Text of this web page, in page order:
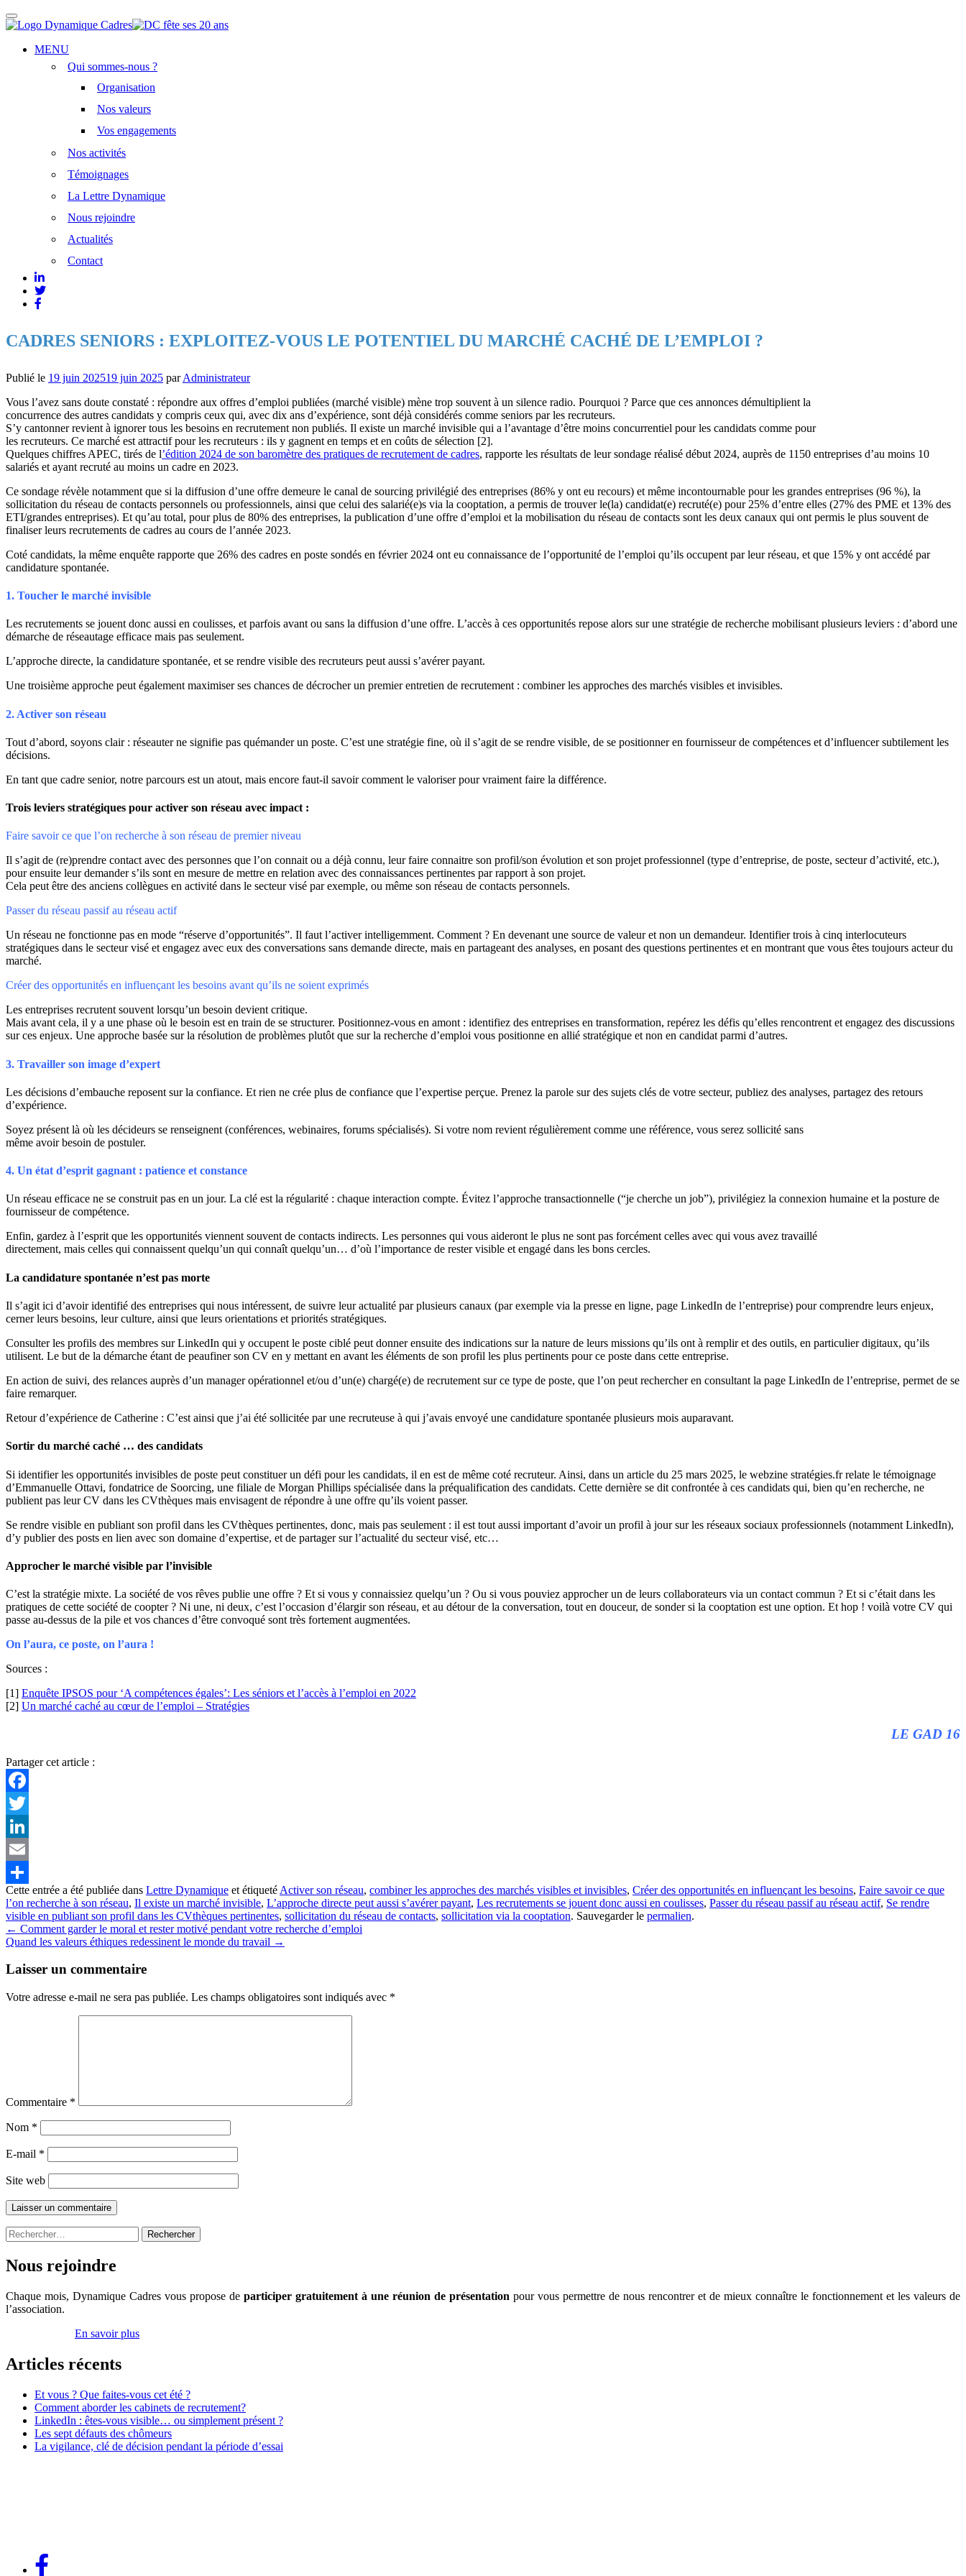
Afficher/masquer
la
Aller
MENU
Qui sommes-nous ?
Organisation
Nos valeurs
Vos engagements
Nos activités
Témoignages
La Lettre Dynamique
Nous rejoindre
Actualités
Contact
CADRES SENIORS : EXPLOITEZ-VOUS LE POTENTIEL DU MARCHÉ CACHÉ DE L’EMPLOI ?
Publié le 19 juin 202519 juin 2025 parAdministrateur
Vous l’avez sans doute constaté : répondre aux offres d’emploi publiées (marché visible) mène trop souvent à un silence radio. Pourquoi ? Parce que ces annonces démultiplient la
concurrence des autres candidats y compris ceux qui, avec dix ans d’expérience, sont déjà considérés comme seniors par les recruteurs.
S’y cantonner revient à ignorer tous les besoins en recrutement non publiés. Il existe un marché invisible qui a l’avantage d’être moins concurrentiel pour les candidats comme pour
les recruteurs. Ce marché est attractif pour les recruteurs : ils y gagnent en temps et en coûts de sélection [2].
Quelques chiffres APEC, tirés de l’édition 2024 de son baromètre des pratiques de recrutement de cadres, rapporte les résultats de leur sondage réalisé début 2024, auprès de 1150 entreprises d’au moins 10
salariés et ayant recruté au moins un cadre en 2023.
Ce sondage révèle notamment que si la diffusion d’une offre demeure le canal de sourcing privilégié des entreprises (86% y ont eu recours) et même incontournable pour les grandes entreprises (96 %), la
sollicitation du réseau de contacts personnels ou professionnels, ainsi que celui des salarié(e)s via la cooptation, a permis de trouver le(la) candidat(e) recruté(e) pour 25% d’entre elles (27% des PME et 13% des
ETI/grandes entreprises). Et qu’au total, pour plus de 80% des entreprises, la publication d’une offre d’emploi et la mobilisation du réseau de contacts sont les deux canaux qui ont permis le plus souvent de
finaliser leurs recrutements de cadres au cours de l’année 2023.
Coté candidats, la même enquête rapporte que 26% des cadres en poste sondés en février 2024 ont eu connaissance de l’opportunité de l’emploi qu’ils occupent par leur réseau, et que 15% y ont accédé par
candidature spontanée.
1. Toucher le marché invisible
Les recrutements se jouent donc aussi en coulisses, et parfois avant ou sans la diffusion d’une offre. L’accès à ces opportunités repose alors sur une stratégie de recherche mobilisant plusieurs leviers : d’abord une
démarche de réseautage efficace mais pas seulement.
L’approche directe, la candidature spontanée, et se rendre visible des recruteurs peut aussi s’avérer payant.
Une troisième approche peut également maximiser ses chances de décrocher un premier entretien de recrutement : combiner les approches des marchés visibles et invisibles.
2. Activer son réseau
Tout d’abord, soyons clair : réseauter ne signifie pas quémander un poste. C’est une stratégie fine, où il s’agit de se rendre visible, de se positionner en fournisseur de compétences et d’influencer subtilement les
décisions.
En tant que cadre senior, notre parcours est un atout, mais encore faut-il savoir comment le valoriser pour vraiment faire la différence.
Trois leviers stratégiques pour activer son réseau avec impact :
Faire savoir ce que l’on recherche à son réseau de premier niveau
Il s’agit de (re)prendre contact avec des personnes que l’on connait ou a déjà connu, leur faire connaitre son profil/son évolution et son projet professionnel (type d’entreprise, de poste, secteur d’activité, etc.),
pour ensuite leur demander s’ils sont en mesure de mettre en relation avec des connaissances pertinentes par rapport à son projet.
Cela peut être des anciens collègues en activité dans le secteur visé par exemple, ou même son réseau de contacts personnels.
Passer du réseau passif au réseau actif
Un réseau ne fonctionne pas en mode “réserve d’opportunités”. Il faut l’activer intelligemment. Comment ? En devenant une source de valeur et non un demandeur. Identifier trois à cinq interlocuteurs
stratégiques dans le secteur visé et engagez avec eux des conversations sans demande directe, mais en partageant des analyses, en posant des questions pertinentes et en montrant que vous êtes toujours acteur du
marché.
Créer des opportunités en influençant les besoins avant qu’ils ne soient exprimés
Les entreprises recrutent souvent lorsqu’un besoin devient critique.
Mais avant cela, il y a une phase où le besoin est en train de se structurer. Positionnez-vous en amont : identifiez des entreprises en transformation, repérez les défis qu’elles rencontrent et engagez des discussions
sur ces enjeux. Une approche basée sur la résolution de problèmes plutôt que sur la recherche d’emploi vous positionne en allié stratégique et non en candidat parmi d’autres.
3. Travailler son image d’expert
Les décisions d’embauche reposent sur la confiance. Et rien ne crée plus de confiance que l’expertise perçue. Prenez la parole sur des sujets clés de votre secteur, publiez des analyses, partagez des retours
d’expérience.
Soyez présent là où les décideurs se renseignent (conférences, webinaires, forums spécialisés). Si votre nom revient régulièrement comme une référence, vous serez sollicité sans
même avoir besoin de postuler.
4. Un état d’esprit gagnant : patience et constance
Un réseau efficace ne se construit pas en un jour. La clé est la régularité : chaque interaction compte. Évitez l’approche transactionnelle (“je cherche un job”), privilégiez la connexion humaine et la posture de
fournisseur de compétence.
Enfin, gardez à l’esprit que les opportunités viennent souvent de contacts indirects. Les personnes qui vous aideront le plus ne sont pas forcément celles avec qui vous avez travaillé
directement, mais celles qui connaissent quelqu’un qui connaît quelqu’un… d’où l’importance de rester visible et engagé dans les bons cercles.
La candidature spontanée n’est pas morte
Il s’agit ici d’avoir identifié des entreprises qui nous intéressent, de suivre leur actualité par plusieurs canaux (par exemple via la presse en ligne, page LinkedIn de l’entreprise) pour comprendre leurs enjeux,
cerner leurs besoins, leur culture, ainsi que leurs orientations et priorités stratégiques.
Consulter les profils des membres sur LinkedIn qui y occupent le poste ciblé peut donner ensuite des indications sur la nature de leurs missions qu’ils ont à remplir et des outils, en particulier digitaux, qu’ils
utilisent. Le but de la démarche étant de peaufiner son CV en y mettant en avant les éléments de son profil les plus pertinents pour ce poste dans cette entreprise.
En action de suivi, des relances auprès d’un manager opérationnel et/ou d’un(e) chargé(e) de recrutement sur ce type de poste, que l’on peut rechercher en consultant la page LinkedIn de l’entreprise, permet de se
faire remarquer.
Retour d’expérience de Catherine : C’est ainsi que j’ai été sollicitée par une recruteuse à qui j’avais envoyé une candidature spontanée plusieurs mois auparavant.
Sortir du marché caché … des candidats
Si identifier les opportunités invisibles de poste peut constituer un défi pour les candidats, il en est de même coté recruteur. Ainsi, dans un article du 25 mars 2025, le webzine stratégies.fr relate le témoignage
d’Emmanuelle Ottavi, fondatrice de Soorcing, une filiale de Morgan Phillips spécialisée dans la préqualification des candidats. Cette dernière se dit confrontée à ces candidats qui, bien qu’en recherche, ne
publient pas leur CV dans les CVthèques mais envisagent de répondre à une offre qu’ils voient passer.
Se rendre visible en publiant son profil dans les CVthèques pertinentes, donc, mais pas seulement : il est tout aussi important d’avoir un profil à jour sur les réseaux sociaux professionnels (notamment LinkedIn),
d’y publier des posts en lien avec son domaine d’expertise, et de partager sur l’actualité du secteur visé, etc…
Approcher le marché visible par l’invisible
C’est la stratégie mixte. La société de vos rêves publie une offre ? Et si vous y connaissiez quelqu’un ? Ou si vous pouviez approcher un de leurs collaborateurs via un contact commun ? Et si c’était dans les
pratiques de cette société de coopter ? Ni une, ni deux, c’est l’occasion d’élargir son réseau, et au détour de la conversation, tout en douceur, de sonder si la cooptation est une option. Et hop ! voilà votre CV qui
passe au-dessus de la pile et vos chances d’être convoqué sont très fortement augmentées.
On l’aura, ce poste, on l’aura !
Sources :
[1] Enquête IPSOS pour ‘A compétences égales’: Les séniors et l’accès à l’emploi en 2022
[2] Un marché caché au cœur de l’emploi – Stratégies
LE GAD 16
Partager cet article :
Facebook
Twitter
LinkedIn
Email
Partager
Cette entrée a été publiée dans Lettre Dynamique et étiqueté Activer son réseau, combiner les approches des marchés visibles et invisibles, Créer des opportunités en influençant les besoins, Faire savoir ce que
l’on recherche à son réseau, Il existe un marché invisible, L’approche directe peut aussi s’avérer payant, Les recrutements se jouent donc aussi en coulisses, Passer du réseau passif au réseau actif, Se rendre
visible en publiant son profil dans les CVthèques pertinentes, sollicitation du réseau de contacts, sollicitation via la cooptation. Sauvegarder le permalien.
Navigation
de
l’article
← Comment garder le moral et rester motivé pendant votre recherche d’emploi
Quand les valeurs éthiques redessinent le monde du travail →
Laisser un commentaire
Votre adresse e-mail ne sera pas publiée. Les champs obligatoires sont indiqués avec *
Commentaire *
Nom *
E-mail *
Site web
Rechercher :
Nous rejoindre
Chaque mois, Dynamique Cadres vous propose de participer gratuitement à une réunion de présentation pour vous permettre de nous rencontrer et de mieux connaître le fonctionnement et les valeurs de
l’association.
En savoir plus
Articles récents
Et vous ? Que faites-vous cet été ?
Comment aborder les cabinets de recrutement?
LinkedIn : êtes-vous visible… ou simplement présent ?
Les sept défauts des chômeurs
La vigilance, clé de décision pendant la période d’essai
Lien